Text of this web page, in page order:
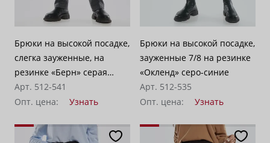
Брюки на высокой посадке,
слегка зауженные, на
резинке «Берн» серая
клетка
Арт. 512-541
Опт. цена:
Узнать
Брюки на высокой посадке,
зауженные 7/8 на резинке
«Окленд» серо-синие
Арт. 512-535
Опт. цена:
Узнать